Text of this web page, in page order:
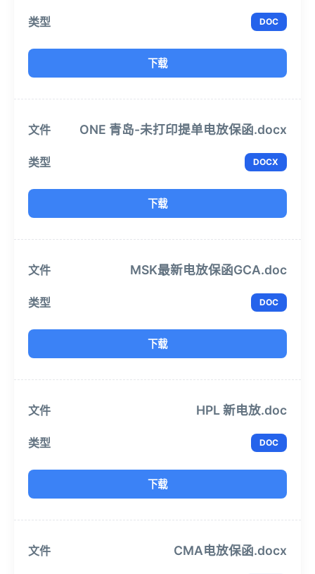
DOC
下载
ONE 青岛-未打印提单电放保函.docx
DOCX
下载
MSK最新电放保函GCA.doc
DOC
下载
HPL 新电放.doc
DOC
下载
CMA电放保函.docx